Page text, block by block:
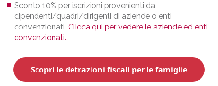
Sconto 10% per iscrizioni provenienti da
dipendenti/quadri/dirigenti di aziende o enti
convenzionati. Clicca qui per vedere le aziende ed enti
convenzionati.
Scopri le detrazioni fiscali per le famiglie